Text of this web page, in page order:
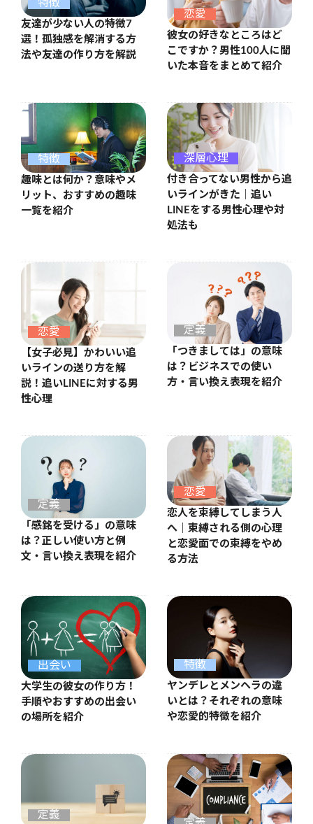
特徴
友達が少ない人の特徴7
選！孤独感を解消する方
法や友達の作り方を解説
恋愛
彼女の好きなところはど
こですか？男性100人に聞
いた本音をまとめて紹介
特徴
趣味とは何か？意味やメ
リット、おすすめの趣味
一覧を紹介
深層心理
付き合ってない男性から追
いラインがきた｜追い
LINEをする男性心理や対
処法も
恋愛
【女子必見】かわいい追
いラインの送り方を解
説！追いLINEに対する男
性心理
定義
「つきましては」の意味
は？ビジネスでの使い
方・言い換え表現を紹介
定義
「感銘を受ける」の意味
は？正しい使い方と例
文・言い換え表現を紹介
恋愛
恋人を束縛してしまう人
へ｜束縛される側の心理
と恋愛面での束縛をやめ
る方法
出会い
大学生の彼女の作り方！
手順やおすすめの出会い
の場所を紹介
特徴
ヤンデレとメンヘラの違
いとは？それぞれの意味
や恋愛的特徴を紹介
定義